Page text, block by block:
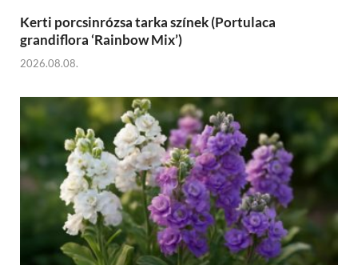
Kerti porcsinrózsa tarka színek (Portulaca
grandiflora ‘Rainbow Mix’)
2026.08.08.